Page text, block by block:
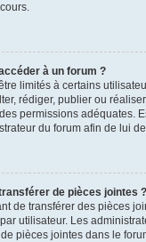
à un forum ?
limités à certains
rédiger, publier ou
permissions adéquates.
du forum afin de lui
de pièces jointes ?
de transférer des pièces
utilisateur. Les
pièces jointes dans le